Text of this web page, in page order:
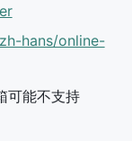
hans/online-
可能不支持